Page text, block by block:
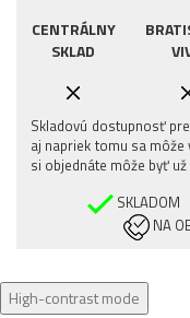
CENTRÁLNY
SKLAD
Skladovú dostupnosť
aj napriek tomu sa
si objednáte môže byť už
SKLADOM
NA
High-contrast mode